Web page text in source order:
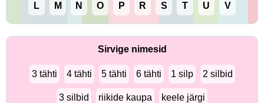
L M N O P R S T U V
Sirvige nimesid
3 tähti 4 tähti 5 tähti 6 tähti 1 silp 2 silbid
3 silbid riikide kaupa keele järgi